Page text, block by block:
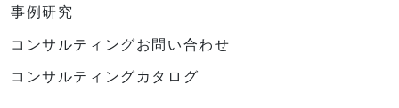
事例研究
コンサルティングお問い合わせ
コンサルティングカタログ